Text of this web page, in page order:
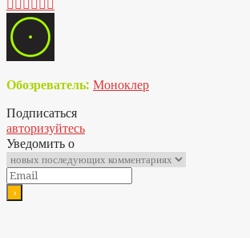

Обозреватель: Моноклер
Подписаться
авторизуйтесь
Уведомить о